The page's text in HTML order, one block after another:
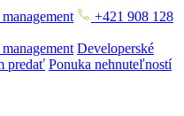
+421 908 128
Developerské
predať Ponuka nehnuteľností